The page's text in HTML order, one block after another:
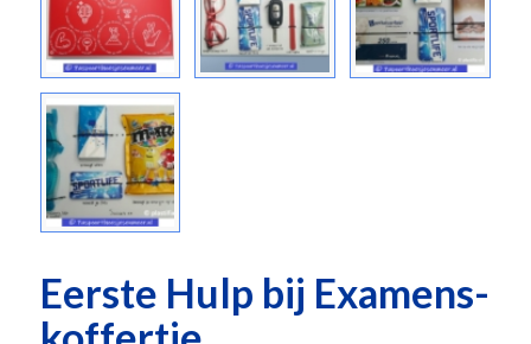
Eerste Hulp bij Examens-